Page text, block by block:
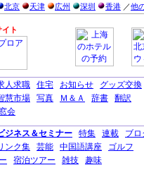
北京 天津 広州 深圳 香港 ／他
ト
人求職 住宅 お知らせ
グッズ交換
慧市場 写真 Ｍ＆Ａ 辞書
翻訳
会
ジネス＆セミナー 特集 連載
ブロ
ンク集 芸能 中国語講座
ゴルフ
宿泊ツアー 雑技 趣味